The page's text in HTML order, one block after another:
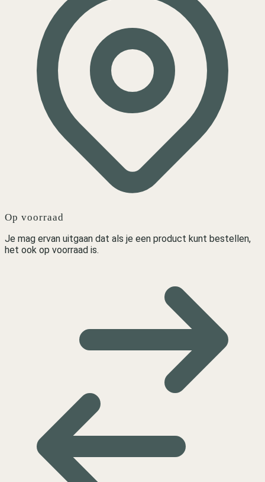
Op voorraad
Je mag ervan uitgaan dat als je een product kunt bestellen,
het ook op voorraad is.